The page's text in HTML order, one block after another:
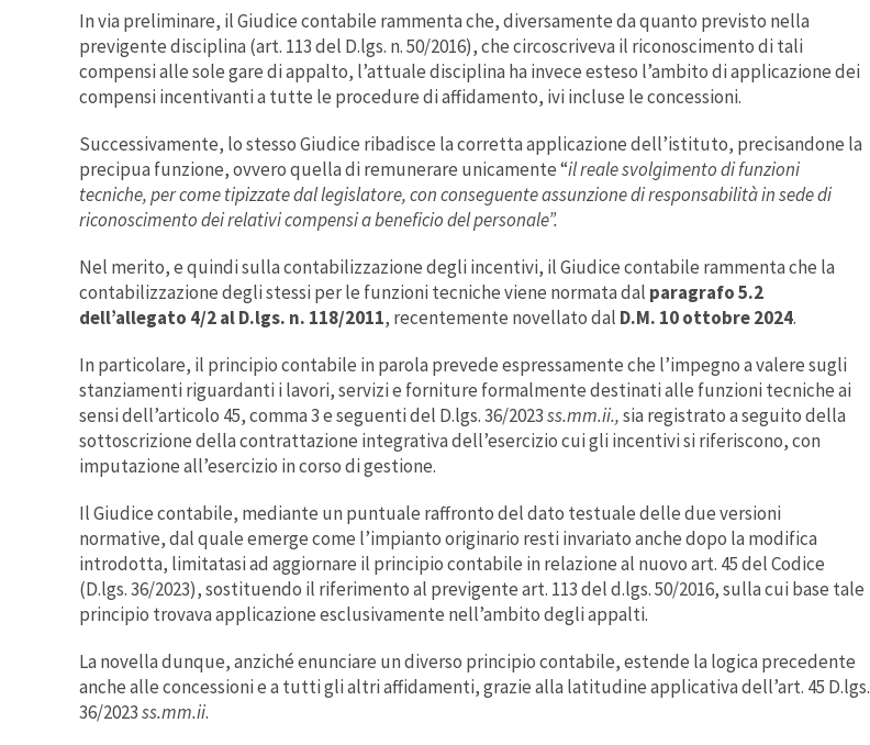
In via preliminare, il Giudice contabile rammenta che, diversamente da quanto previsto nella
previgente disciplina (art. 113 del D.lgs. n. 50/2016), che circoscriveva il riconoscimento di tali
compensi alle sole gare di appalto, l’attuale disciplina ha invece esteso l’ambito di applicazione dei
compensi incentivanti a tutte le procedure di affidamento, ivi incluse le concessioni.
Successivamente, lo stesso Giudice ribadisce la corretta applicazione dell’istituto, precisandone la
precipua funzione, ovvero quella di remunerare unicamente “il reale svolgimento di funzioni
tecniche, per come tipizzate dal legislatore, con conseguente assunzione di responsabilità in sede di
riconoscimento dei relativi compensi a beneficio del personale”.
Nel merito, e quindi sulla contabilizzazione degli incentivi, il Giudice contabile rammenta che la
contabilizzazione degli stessi per le funzioni tecniche viene normata dal paragrafo 5.2
dell’allegato 4/2 al D.lgs. n. 118/2011, recentemente novellato dal D.M. 10 ottobre 2024.
In particolare, il principio contabile in parola prevede espressamente che l’impegno a valere sugli
stanziamenti riguardanti i lavori, servizi e forniture formalmente destinati alle funzioni tecniche ai
sensi dell’articolo 45, comma 3 e seguenti del D.lgs. 36/2023ss.mm.ii.,sia registrato a seguito della
sottoscrizione della contrattazione integrativa dell’esercizio cui gli incentivi si riferiscono, con
imputazione all’esercizio in corso di gestione.
Il Giudice contabile, mediante un puntuale raffronto del dato testuale delle due versioni
normative, dal quale emerge come l’impianto originario resti invariato anche dopo la modifica
introdotta, limitatasi ad aggiornare il principio contabile in relazione al nuovo art. 45 del Codice
(D.lgs. 36/2023), sostituendo il riferimento al previgente art. 113 del d.lgs. 50/2016, sulla cui base tale
principio trovava applicazione esclusivamente nell’ambito degli appalti.
La novella dunque, anziché enunciare un diverso principio contabile, estende la logica precedente
anche alle concessioni e a tutti gli altri affidamenti, grazie alla latitudine applicativa dell’art. 45 D.lgs.
36/2023ss.mm.ii.